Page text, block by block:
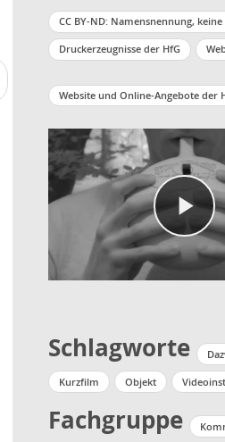
CC BY-ND: Namensnennung,
Druckerzeugnisse der HfG
Website und Online-Angebote der
Schlagworte
Kurzfilm Objekt
Fachgruppe